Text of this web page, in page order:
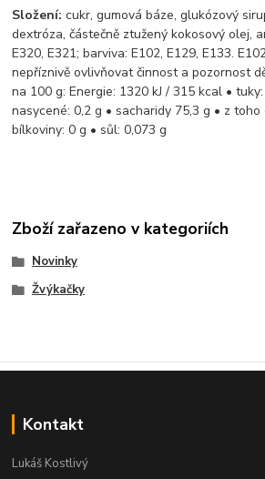
Složení: cukr, gumová báze, glukózový
dextróza, částečně ztužený kokosový olej,
E320, E321; barviva: E102, E129, E133.
nepříznivě ovlivňovat činnost a pozornost
na 100 g: Energie: 1320 kJ / 315 kcal •
nasycené: 0,2 g • sacharidy 75,3 g • z toho
bílkoviny: 0 g • sůl: 0,073 g
Zboží zařazeno v kategoriích
Novinky
Žvýkačky
Kontakt
Lukáš Kostlivý